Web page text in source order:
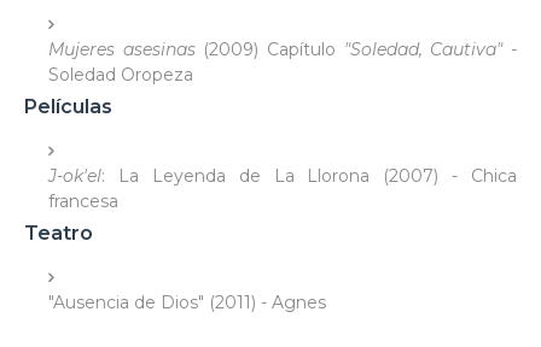
Mujeres asesinas(2009) Capítulo "Soledad, Cautiva"-
Soledad Oropeza
Películas
J-ok'el: La Leyenda de La Llorona (2007) - Chica
francesa
Teatro
"Ausencia de Dios" (2011) - Agnes